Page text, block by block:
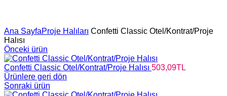
Ana SayfaProje Halıları Confetti Classic Otel/Kontrat/Proje
Halısı
Önceki ürün
Confetti Classic Otel/Kontrat/Proje Halısı 503,09TL
Ürünlere geri dön
Sonraki ürün